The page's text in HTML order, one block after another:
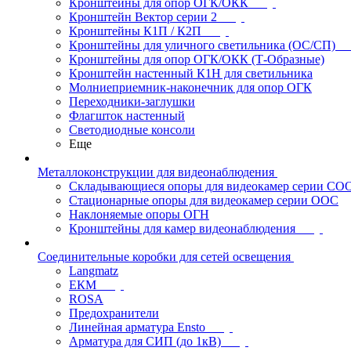
Кронштейны для опор ОГК/ОКК
Кронштейн Вектор серии 2
Кронштейны К1П / К2П
Кронштейны для уличного светильника (ОС/СП)
Кронштейны для опор ОГК/ОКК (Т-Образные)
Кронштейн настенный К1Н для светильника
Молниеприемник-наконечник для опор ОГК
Переходники-заглушки
Флагшток настенный
Светодиодные консоли
Еще
Металлоконструкции для видеонаблюдения
Складывающиеся опоры для видеокамер серии
Стационарные опоры для видеокамер серии ООС
Наклоняемые опоры ОГН
Кронштейны для камер видеонаблюдения
Соединительные коробки для сетей освещения
Langmatz
ЕКМ
ROSA
Предохранители
Линейная арматура Ensto
Арматура для СИП (до 1кВ)